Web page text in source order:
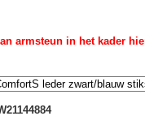
armsteun in het kader